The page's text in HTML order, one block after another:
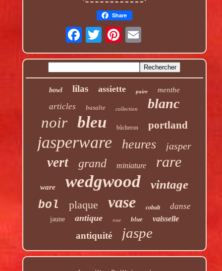
Share
bowl lilas assiette paire menthe
articles basalte collection blanc
noir bleu bûcheron portland
jasperware heures jasper
vert grand miniature rare
ware wedgwood vintage
bol plaque vase cobalt danse
jaune antique rose blue vaisselle
antiquité jaspe